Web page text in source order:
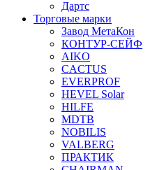
Дартс
Торговые марки
Завод МетаКон
КОНТУР-СЕЙФ
AIKO
CACTUS
EVERPROF
HEVEL Solar
HILFE
MDTB
NOBILIS
VALBERG
ПРАКТИК